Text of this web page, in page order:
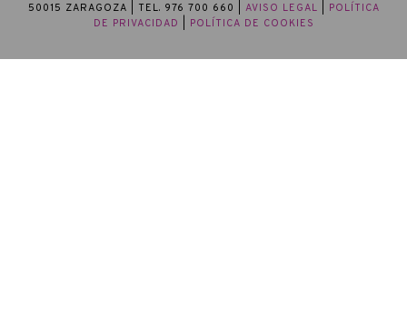
50015 ZARAGOZA | TEL. 976 700 660 | AVISO LEGAL
POLÍTICA
DE PRIVACIDAD
POLÍTICA DE COOKIES